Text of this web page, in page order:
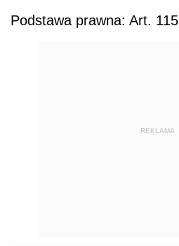
Podstawa prawna: Art. 115
REKLAMA